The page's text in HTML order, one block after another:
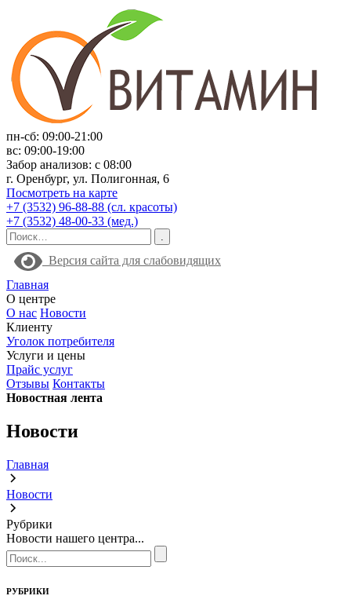
пн-сб: 09:00-21:00
вс: 09:00-19:00
Забор анализов: с 08:00
г. Оренбург, ул. Полигонная, 6
Посмотреть на карте
+7 (3532) 96-88-88 (сл. красоты)
+7 (3532) 48-00-33 (мед.)
Версия сайта для слабовидящих
Главная
О центре
О нас Новости
Клиенту
Уголок потребителя
Услуги и цены
Прайс услуг
Отзывы Контакты
Новостная лента
Новости
Главная
Новости
Рубрики
Новости нашего центра...
РУБРИКИ